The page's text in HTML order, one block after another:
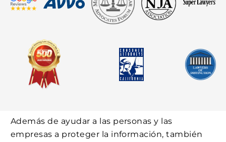
Además de ayudar a las personas y las
empresas a proteger la información, también